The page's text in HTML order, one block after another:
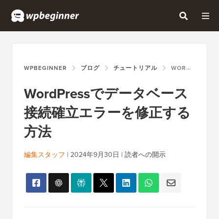
WPBEGINNER ブログ チュートリアル WORDPRESSでデータベース接続確立エラーを修正する方法
WordPressでデータベース
接続確立エラーを修正する
方法
編集スタッフ | 2024年9月30日 | 読者への開示